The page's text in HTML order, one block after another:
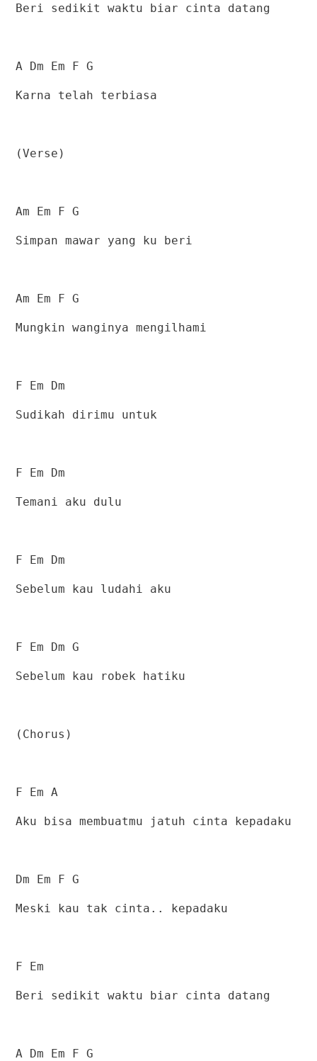
Beri sedikit waktu biar cinta datang
A Dm Em F G
Karna telah terbiasa
(Verse)
Am Em F G
Simpan mawar yang ku beri
Am Em F G
Mungkin wanginya mengilhami
F Em Dm
Sudikah dirimu untuk
F Em Dm
Temani aku dulu
F Em Dm
Sebelum kau ludahi aku
F Em Dm G
Sebelum kau robek hatiku
(Chorus)
F Em A
Aku bisa membuatmu jatuh cinta kepadaku
Dm Em F G
Meski kau tak cinta.. kepadaku
F Em
Beri sedikit waktu biar cinta datang
A Dm Em F G